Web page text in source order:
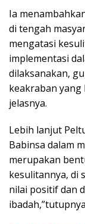
Ia
di tengah
mengatasi
implementasi
dilaksanakan,
keakraban yang
jelasnya.
Lebih lanjut
Babinsa dalam
merupakan
kesulitannya, di
nilai positif dan